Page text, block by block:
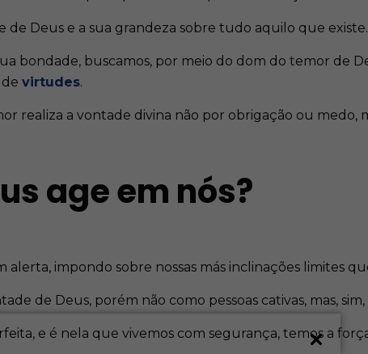
Deus e a sua grandeza sobre tudo aquilo que existe.
bondade, buscamos, por meio do dom do temor de
virtudes.
realiza a vontade divina não por obrigação ou medo,
age em nós?
impondo sobre nossas más inclinações limites
de Deus, porém não como pessoas cativas, mas,
e é nela que vivemos com segurança, temos a